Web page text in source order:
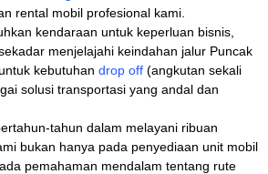
rental mobil profesional kami.
kendaraan untuk keperluan bisnis,
menjelajahi keindahan jalur Puncak
kebutuhan drop off (angkutan sekali
solusi transportasi yang andal dan
tahun dalam melayani ribuan
bukan hanya pada penyediaan unit mobil
pemahaman mendalam tentang rute